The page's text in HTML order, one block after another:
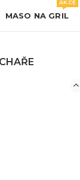
MASO NA GRIL
AKCE